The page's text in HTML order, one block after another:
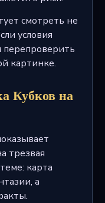
смотреть не
условия
перепроверить
картинке.
Кубков на
трезвая
карта
а